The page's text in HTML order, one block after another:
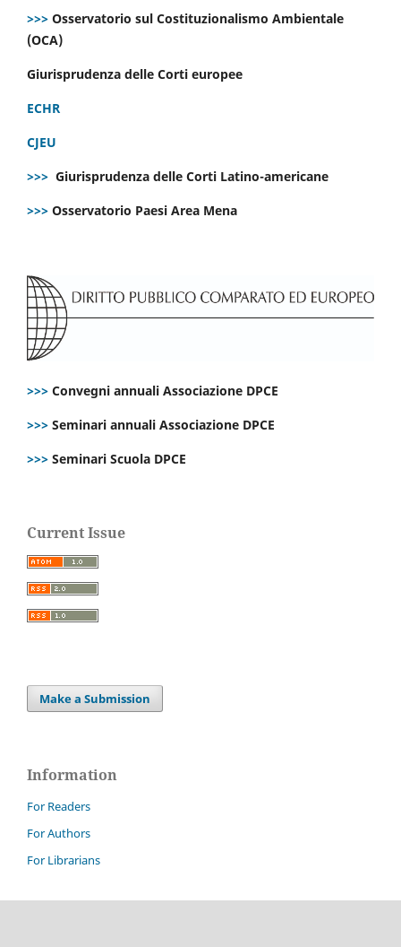
>>> Osservatorio sul Costituzionalismo Ambientale
(OCA)
Giurisprudenza delle Corti europee
ECHR
CJEU
>>> Giurisprudenza delle Corti Latino-americane
>>> Osservatorio Paesi Area Mena
>>> Convegni annuali Associazione DPCE
>>> Seminari annuali Associazione DPCE
>>> Seminari Scuola DPCE
Current Issue
Make a Submission
Information
For Readers
For Authors
For Librarians